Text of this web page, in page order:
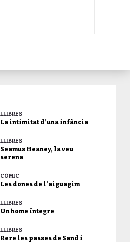
LLIBRES
La intimitat d’una infància
LLIBRES
Seamus Heaney, la veu
serena
CÒMIC
Les dones de l’aiguagim
LLIBRES
Un home íntegre
LLIBRES
Rere les passes de Sand i